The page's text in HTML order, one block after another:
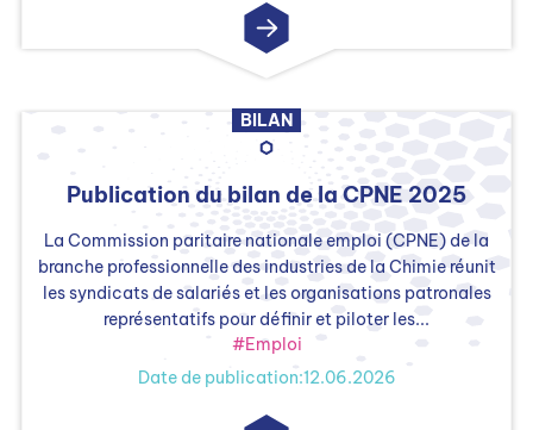
BILAN
Publication du bilan de la CPNE 2025
La Commission paritaire nationale emploi (CPNE) de la
branche professionnelle des industries de la Chimie réunit
les syndicats de salariés et les organisations patronales
représentatifs pour définir et piloter les...
#Emploi
Date de publication:12.06.2026